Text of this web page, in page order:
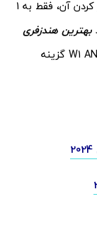
شارژدهی آن حدود 35 ساعت است و برای شارژ کردن آن، فقط به 1
بهترین هندزفری
را از برند هایلو تهیه کنید، W1 ANC گزینه